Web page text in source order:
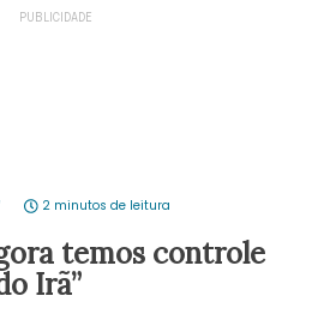
2 minutos de leitura
temos controle
Irã”